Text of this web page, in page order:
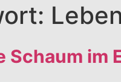
Schaum im